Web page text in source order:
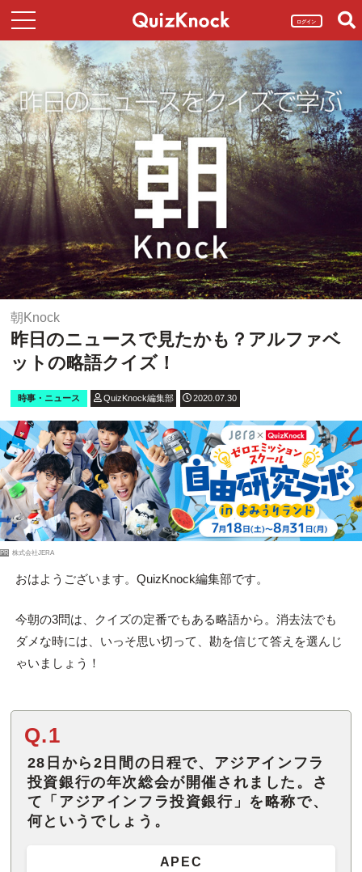
ログイン
朝Knock
昨日のニュースで見たかも？アルファベ
ットの略語クイズ！
時事・ニュース QuizKnock編集部 2020.07.30
PR 株式会社JERA
おはようございます。QuizKnock編集部です。
今朝の3問は、クイズの定番でもある略語から。消去法でも
ダメな時には、いっそ思い切って、勘を信じて答えを選んじ
ゃいましょう！
Q.1
28日から2日間の日程で、アジアインフラ
投資銀行の年次総会が開催されました。さ
て「アジアインフラ投資銀行」を略称で、
何というでしょう。
APEC